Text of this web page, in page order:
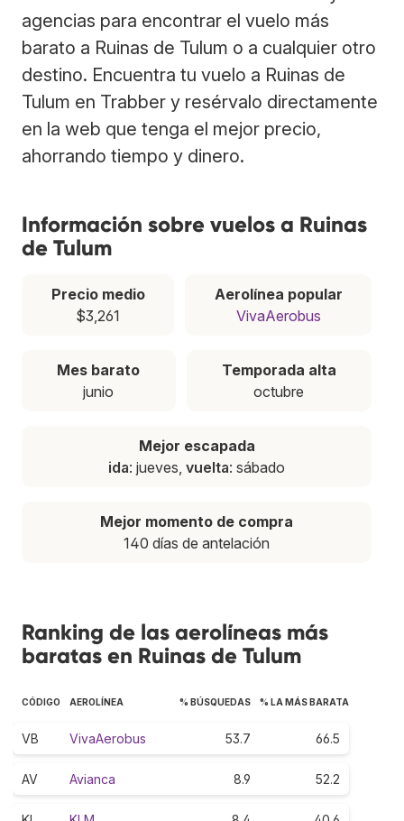
agencias para encontrar el vuelo más
barato a Ruinas de Tulum o a cualquier otro
destino. Encuentra tu vuelo a Ruinas de
Tulum en Trabber y resérvalo directamente
en la web que tenga el mejor precio,
ahorrando tiempo y dinero.
Información sobre vuelos a Ruinas
de Tulum
Precio medio
$3,261
Aerolínea popular
VivaAerobus
Mes barato
junio
Temporada alta
octubre
Mejor escapada
ida: jueves, vuelta: sábado
Mejor momento de compra
140 días de antelación
Ranking de las aerolíneas más
baratas en Ruinas de Tulum
CÓDIGO AEROLÍNEA % BÚSQUEDAS % LA MÁS BARATA
VB VivaAerobus 53.7 66.5
AV Avianca 8.9 52.2